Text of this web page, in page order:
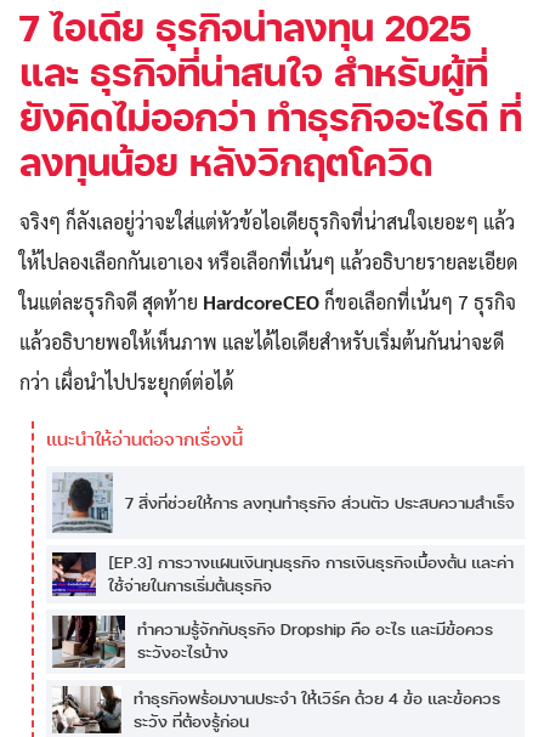
7 ไอเดีย ธุรกิจน่าลงทุน 2025
และ ธุรกิจที่น่าสนใจ สำหรับผู้ที่
ยังคิดไม่ออกว่า ทำธุรกิจอะไรดี ที่
ลงทุนน้อย หลังวิกฤตโควิด
จริงๆ ก็ลังเลอยู่ว่าจะใส่แต่หัวข้อไอเดียธุรกิจที่น่าสนใจเยอะๆ แล้ว
ให้ไปลองเลือกกันเอาเอง หรือเลือกที่เน้นๆ แล้วอธิบายรายละเอียด
ในแต่ละธุรกิจดี สุดท้าย HardcoreCEOก็ขอเลือกที่เน้นๆ 7 ธุรกิจ
แล้วอธิบายพอให้เห็นภาพ และได้ไอเดียสำหรับเริ่มต้นกันน่าจะดี
กว่า เผื่อนำไปประยุกต์ต่อได้
7 สิ่งที่ช่วยให้การ ลงทุนทำธุรกิจ ส่วนตัว ประสบความสำเร็จ
[EP.3] การวางแผนเงินทุนธุรกิจ การเงินธุรกิจเบื้องต้น และค่า
ใช้จ่ายในการเริ่มต้นธุรกิจ
ทำความรู้จักกับธุรกิจ Dropship คือ อะไร และมีข้อควร
ระวังอะไรบ้าง
ทำธุรกิจพร้อมงานประจำ ให้เวิร์ค ด้วย 4 ข้อ และข้อควร
ระวัง ที่ต้องรู้ก่อน